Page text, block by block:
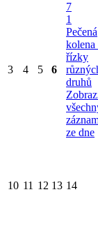
3 4 5 6
7
1
Pečená
kolena
řízky
druhů
ze dne
10 11 12 13 14